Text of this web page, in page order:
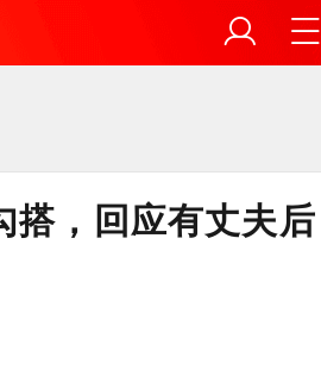
搭，回应有丈夫后